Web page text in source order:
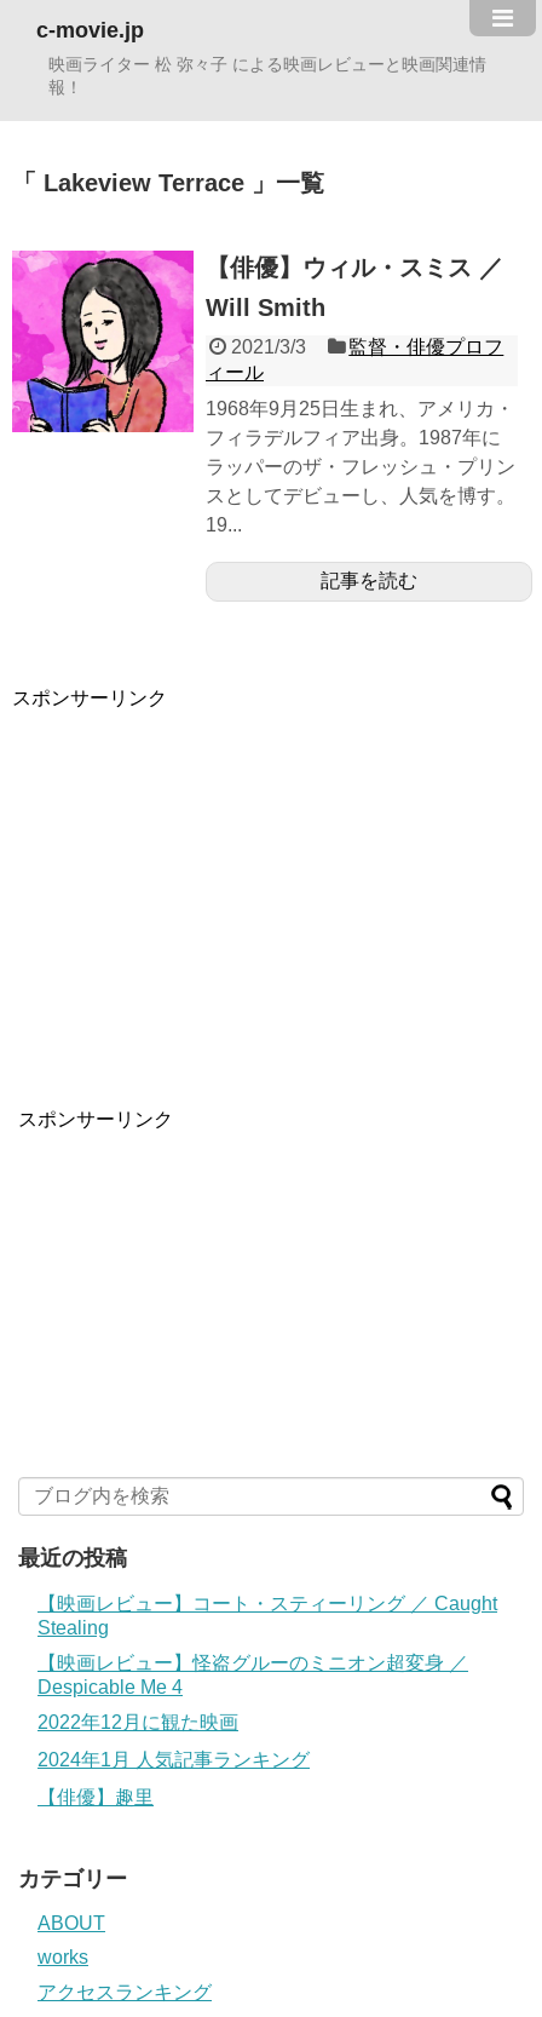
c-movie.jp
映画ライター 松 弥々子 による映画レビューと映画関連情
報！
Lakeview Terrace 一覧
【俳優】ウィル・スミス ／
Will Smith
2021/3/3
監督・俳優プロフ
ィール
1968年9月25日生まれ、アメリカ・
フィラデルフィア出身。1987年に
ラッパーのザ・フレッシュ・プリン
スとしてデビューし、人気を博す。
19...
記事を読む
スポンサーリンク
スポンサーリンク
最近の投稿
【映画レビュー】コート・スティーリング ／ Caught
Stealing
【映画レビュー】怪盗グルーのミニオン超変身 ／
Despicable Me 4
2022年12月に観た映画
2024年1月 人気記事ランキング
【俳優】趣里
カテゴリー
ABOUT
works
アクセスランキング